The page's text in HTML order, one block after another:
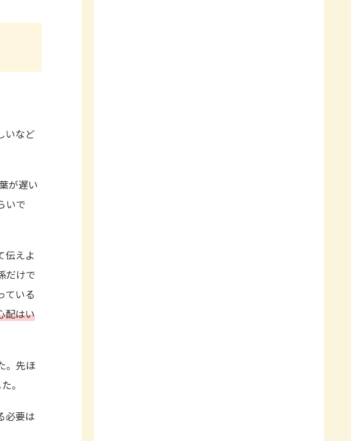
いなど
が遅い
いで
伝えよ
だけで
ている
配はい
。先ほ
。
必要は